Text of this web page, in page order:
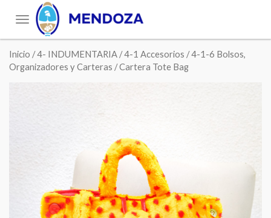
Toggle
navigation
Inicio /4- INDUMENTARIA /4-1 Accesorios /4-1-6 Bolsos,
Organizadores y Carteras / Cartera Tote Bag